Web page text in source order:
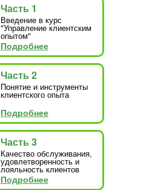
Часть 1
Введение в курс
"Управление клиентским
опытом"
Подробнее
Часть 2
Понятие и инструменты
клиентского опыта
Подробнее
Часть 3
Качество обслуживания,
удовлетворенность и
лояльность клиентов
Подробнее